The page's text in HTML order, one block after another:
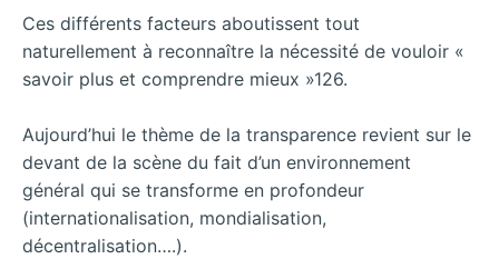
Ces différents facteurs aboutissent tout
naturellement à reconnaître la nécessité de vouloir «
savoir plus et comprendre mieux »126.
Aujourd’hui le thème de la transparence revient sur le
devant de la scène du fait d’un environnement
général qui se transforme en profondeur
(internationalisation, mondialisation,
décentralisation….).